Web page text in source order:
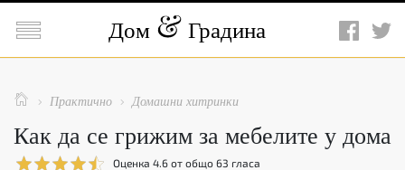
 Дом Градина
  Практично  Домашни хитринки
Как да се грижим за мебелите у дома
Оценка 4.6 от общо 63 гласа